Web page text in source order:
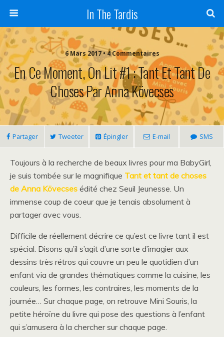
In The Tardis
6 Mars 2017 • 4 Commentaires
En Ce Moment, On Lit #1 : Tant Et Tant De
Choses Par Anna Kövecses
Partager Tweeter Épingler E-mail SMS
Toujours à la recherche de beaux livres pour ma BabyGirl,
je suis tombée sur le magnifique Tant et tant de choses
de Anna Kövecses édité chez Seuil Jeunesse. Un
immense coup de coeur que je tenais absolument à
partager avec vous.
Difficile de réellement décrire ce qu’est ce livre tant il est
spécial. Disons qu’il s’agit d’une sorte d’imagier aux
dessins très rétros qui couvre un peu le quotidien d’un
enfant via de grandes thématiques comme la cuisine, les
couleurs, les formes, les contraires, les moments de la
journée… Sur chaque page, on retrouve Mini Souris, la
petite héroïne du livre qui pose des questions à l’enfant
qui s’amusera à la chercher sur chaque page.